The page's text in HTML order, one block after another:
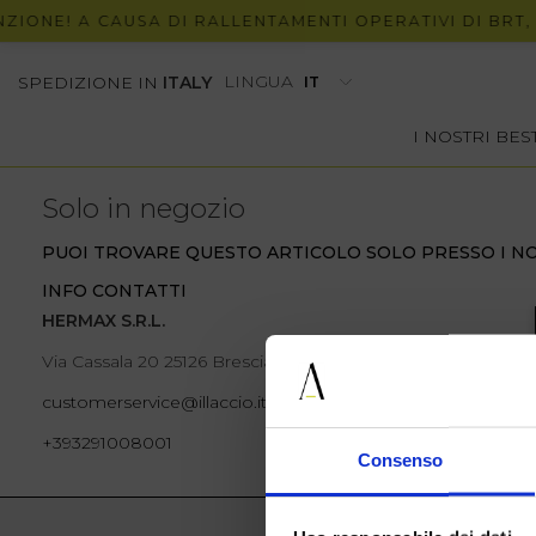
Consenso
A CAUSA DI RALLENTAMENTI OPERATIVI DI BRT,
SPEDIZIONE IN ITALY LINGUA
I NOSTRI
Solo in negozio
PUOI TROVARE QUESTO ARTICOLO SOLO PRESSO I
INFO CONTATTI
HERMAX S.R.L.
Via Cassala 20 25126 Brescia
customerservice@illaccio.it
+393291008001